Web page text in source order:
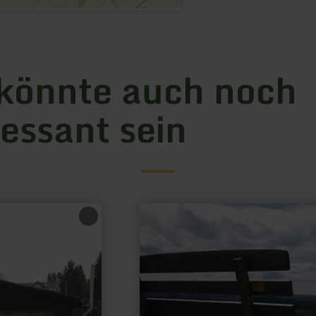
auch noch
sein
Bank